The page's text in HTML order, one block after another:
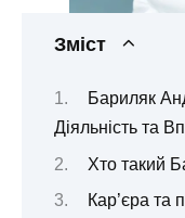
Зміст
Бариляк
Діяльність та
Хто такий
Кар’єра та